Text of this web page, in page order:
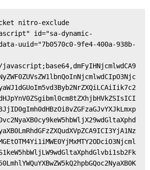
nitro-exclude
id="sa-dynamic-
uuid="7b0570c0-9fe4-400a-938b-